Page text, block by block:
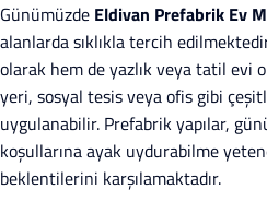
Günümüzde Eldivan Prefabrik Ev
alanlarda sıklıkla tercih
olarak hem de yazlık veya tatil evi
yeri, sosyal tesis veya ofis gibi
uygulanabilir. Prefabrik yapılar,
koşullarına ayak uydurabilme
beklentilerini karşılamaktadır.